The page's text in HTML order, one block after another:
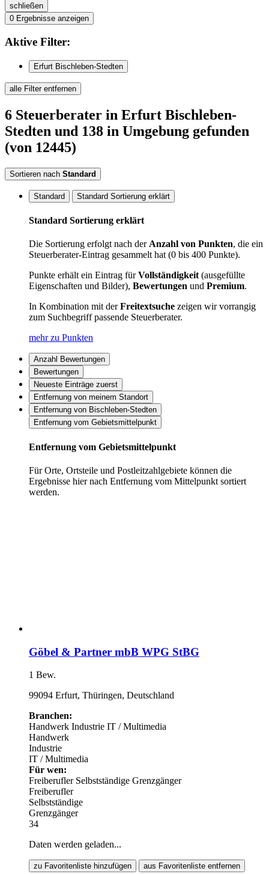
schließen
0 Ergebnisse anzeigen
Aktive Filter:
Erfurt Bischleben-Stedten
alle Filter entfernen
6 Steuerberater in Erfurt Bischleben-
Stedten und 138 in Umgebung gefunden
(von 12445)
Sortieren nach Standard
Standard Standard Sortierung erklärt
Standard Sortierung erklärt
Die Sortierung erfolgt nach derAnzahl von Punkten, die ein
Steuerberater-Eintrag gesammelt hat (0 bis 400 Punkte).
Punkte erhält ein Eintrag fürVollständigkeit(ausgefüllte
Eigenschaften und Bilder), Bewertungen und Premium.
In Kombination mit derFreitextsuche zeigen wir vorrangig
zum Suchbegriff passende Steuerberater.
mehr zu Punkten
Anzahl Bewertungen
Bewertungen
Neueste Einträge zuerst
Entfernung von meinem Standort
Entfernung von Bischleben-Stedten
Entfernung vom Gebietsmittelpunkt
Entfernung vom Gebietsmittelpunkt
Für Orte, Ortsteile und Postleitzahlgebiete können die
Ergebnisse hier nach Entfernung vom Mittelpunkt sortiert
werden.
Göbel & Partner mbB WPG StBG
1 Bew.
99094 Erfurt, Thüringen, Deutschland
Branchen:
Handwerk Industrie IT / Multimedia
Handwerk
Industrie
IT / Multimedia
Für wen:
Freiberufler Selbstständige Grenzgänger
Freiberufler
Selbstständige
Grenzgänger
34
Daten werden geladen...
zu Favoritenliste hinzufügen aus Favoritenliste entfernen